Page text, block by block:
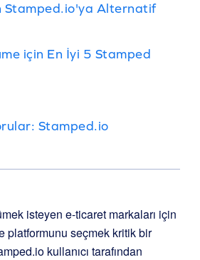
Stamped.io'ya Alternatif
için En İyi 5 Stamped
Stamped.io
isteyen e-ticaret markaları için
platformunu seçmek kritik bir
kullanıcı tarafından